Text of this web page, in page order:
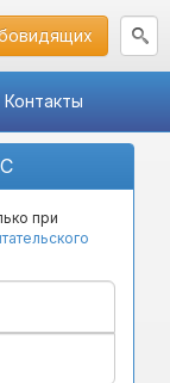
Контакты
при